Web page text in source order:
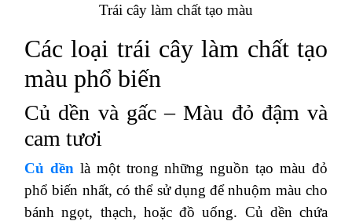
Trái cây làm chất tạo màu
Các loại trái cây làm chất tạo
màu phổ biến
Củ dền và gấc – Màu đỏ đậm và
cam tươi
Củ dền là một trong những nguồn tạo màu đỏ
phổ biến nhất, có thể sử dụng để nhuộm màu cho
bánh ngọt, thạch, hoặc đồ uống. Củ dền chứa